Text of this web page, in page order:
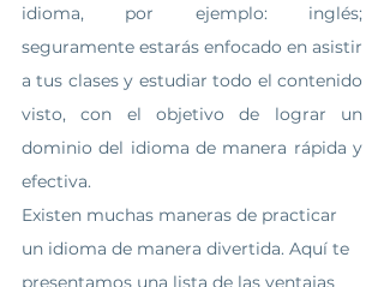
idioma, por ejemplo: inglés;
seguramente estarás enfocado en asistir
a tus clases y estudiar todo el contenido
visto, con el objetivo de lograr un
dominio del idioma de manera rápida y
efectiva.
Existen muchas maneras de practicar
un idioma de manera divertida. Aquí te
presentamos una lista de las ventajas